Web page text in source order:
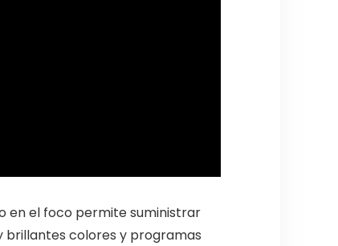
en el foco permite suministrar
brillantes colores y programas